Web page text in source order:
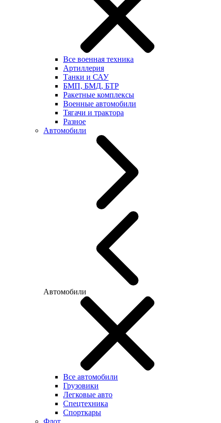
Все военная техника
Артиллерия
Танки и САУ
БМП, БМД, БТР
Ракетные комплексы
Военные автомобили
Тягачи и трактора
Разное
Автомобили
Автомобили
Все автомобили
Грузовики
Легковые авто
Спецтехника
Спорткары
Флот